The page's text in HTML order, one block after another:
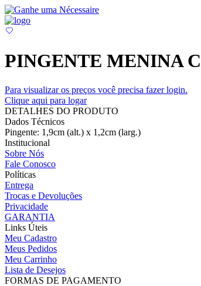
PINGENTE MENINA
Para visualizar os preços você precisa fazer login.
Clique aqui para logar
DETALHES DO PRODUTO
Dados Técnicos
Pingente: 1,9cm (alt.) x 1,2cm (larg.)
Institucional
Sobre Nós
Fale Conosco
Políticas
Entrega
Trocas e Devoluções
Privacidade
GARANTIA
Links Úteis
Meu Cadastro
Meus Pedidos
Meu Carrinho
Lista de Desejos
FORMAS DE PAGAMENTO